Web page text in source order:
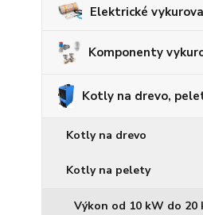
Elektrické
Komponenty
Kotly na drevo,
Kotly na drevo
Kotly na pelety
Výkon od 10 kW do 20